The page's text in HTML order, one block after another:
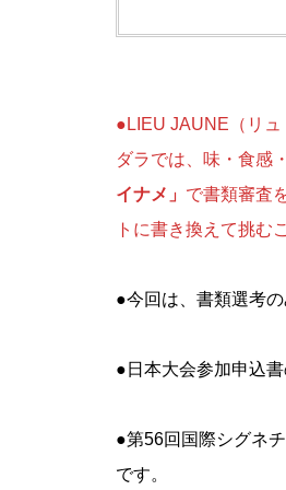
●LIEU JAUNE（リ
ダラでは、味・食感
イナメ」 で書類審査
トに書き換えて挑む
●今回は、書類選考
●日本大会参加申込
●第56回国際シグネ
です。